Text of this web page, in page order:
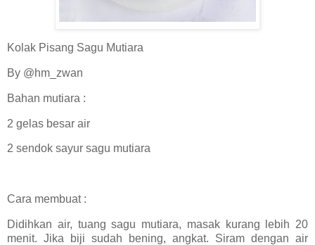
Kolak Pisang Sagu Mutiara
By @hm_zwan
Bahan mutiara :
2 gelas besar air
2 sendok sayur sagu mutiara
Cara membuat :
Didihkan air, tuang sagu mutiara, masak kurang lebih 20
menit. Jika biji sudah bening, angkat. Siram dengan air